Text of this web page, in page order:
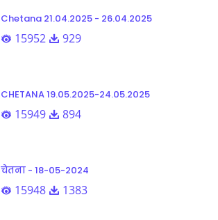
Chetana 21.04.2025 - 26.04.2025
15952 929
CHETANA 19.05.2025-24.05.2025
15949 894
चेतना - 18-05-2024
15948 1383